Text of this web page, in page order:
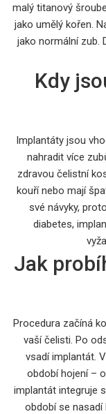
malý titanový
jako umělý kořen.
jako normální zub.
Kdy
Implantáty jsou
nahradit více
zdravou čelistní
kouří nebo mají
své návyky,
diabetes,
Jak
Procedura začíná
vaší čelisti. Po
vsadí implantát.
období hojení –
implantát integruje
období se nasadí